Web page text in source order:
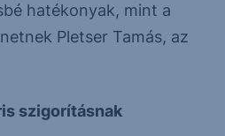
hatékonyak, mint a
Pletser Tamás, az
szigorításnak